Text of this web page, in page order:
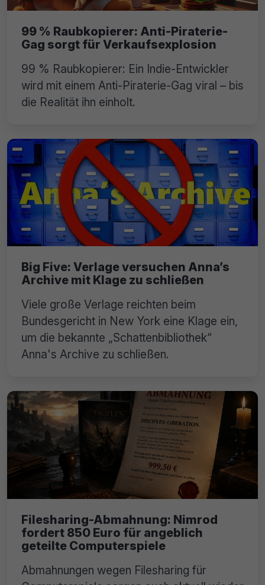
99 % Raubkopierer: Anti-Piraterie-
Gag sorgt für Verkaufsexplosion
99 % Raubkopierer: Ein Indie-Entwickler
wird mit einem Anti-Piraterie-Gag viral – bis
die Realität ihn einholt.
Big Five: Verlage versuchen Anna’s
Archive mit Klage zu schließen
Viele große Verlage reichten beim
Bundesgericht in New York eine Klage ein,
um die bekannte „Schattenbibliothek“
Anna's Archive zu schließen.
Filesharing-Abmahnung: Nimrod
fordert 850 Euro für angeblich
geteilte Computerspiele
Abmahnungen wegen Filesharing für